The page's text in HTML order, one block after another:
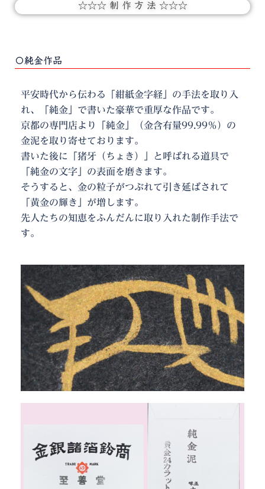
☆☆☆ 制 作 方 法 ☆☆☆
〇純金作品
平安時代から伝わる「紺紙金字経」の手法を取り入
れ、「純金」で書いた豪華で重厚な作品です。
京都の専門店より「純金」（金含有量99.99％）の
金泥を取り寄せております。
書いた後に「猪牙（ちょき）」と呼ばれる道具で
「純金の文字」の表面を磨きます。
そうすると、金の粒子がつぶれて引き延ばされて
「黄金の輝き」が増します。
先人たちの知恵をふんだんに取り入れた制作手法で
す。